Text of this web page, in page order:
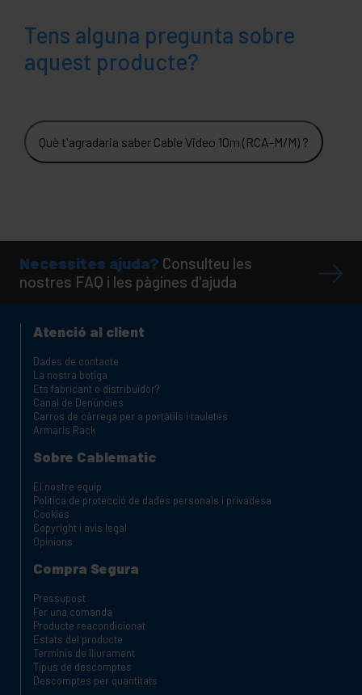
Tens alguna pregunta sobre
aquest producte?
Què t'agradaria saber Cable Video 10m (RCA-M/M) ?
Necessites ajuda? Consulteu les
nostres FAQ i les pàgines d'ajuda
Atenció al client
Dades de contacte
La nostra botiga
Ets fabricant o distribuïdor?
Canal de Denúncies
Carros de càrrega per a portàtils i tauletes
Armaris Rack
Sobre Cablematic
El nostre equip
Política de protecció de dades personals i privadesa
Cookies
Copyright i avis legal
Opinions
Compra Segura
Pressupost
Fer una comanda
Producte reacondicionat
Estats del producte
Terminis de lliurament
Tipus de descomptes
Descomptes per quantitats